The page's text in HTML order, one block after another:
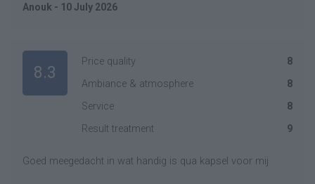
Anouk - 10 July 2026
8.3
Price quality
8
Ambiance & atmosphere
8
Service
8
Result treatment
9
Goed meegedacht in wat handig is qua kapsel voor mij